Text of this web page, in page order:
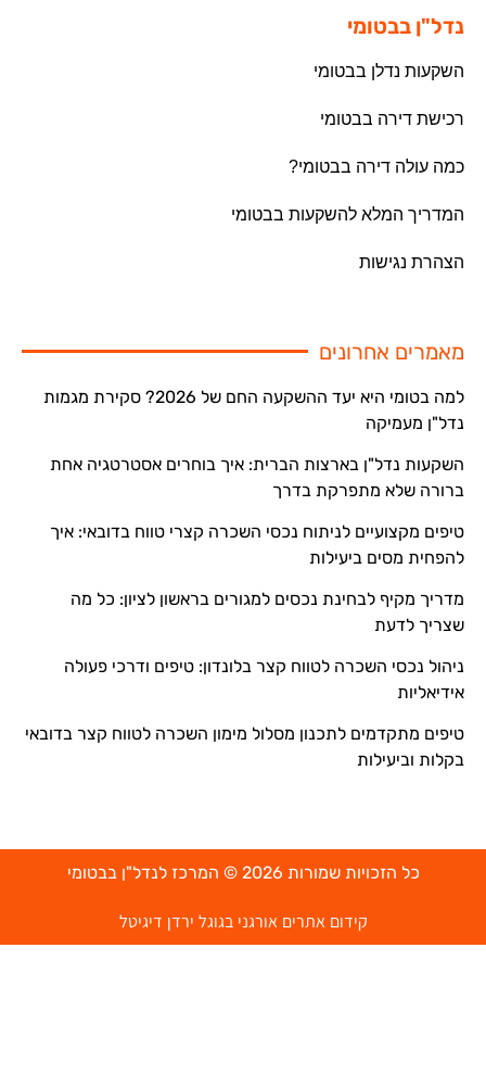
נדל"ן בבטומי
השקעות נדלן בבטומי
רכישת דירה בבטומי
כמה עולה דירה בבטומי?
המדריך המלא להשקעות בבטומי
הצהרת נגישות
מאמרים אחרונים
למה בטומי היא יעד ההשקעה החם של 2026? סקירת מגמות
נדל"ן מעמיקה
השקעות נדל"ן בארצות הברית: איך בוחרים אסטרטגיה אחת
ברורה שלא מתפרקת בדרך
טיפים מקצועיים לניתוח נכסי השכרה קצרי טווח בדובאי: איך
להפחית מסים ביעילות
מדריך מקיף לבחינת נכסים למגורים בראשון לציון: כל מה
שצריך לדעת
ניהול נכסי השכרה לטווח קצר בלונדון: טיפים ודרכי פעולה
אידיאליות
טיפים מתקדמים לתכנון מסלול מימון השכרה לטווח קצר בדובאי
בקלות וביעילות
כל הזכויות שמורות 2026 © המרכז לנדל"ן בבטומי
קידום אתרים אורגני בגוגל ירדן דיגיטל